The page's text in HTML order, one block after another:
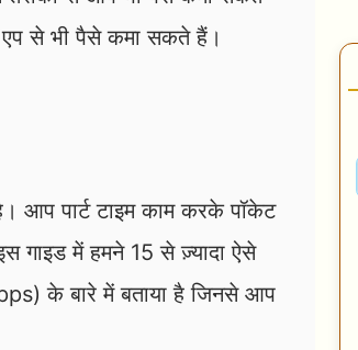
से भी पैसे कमा सकते हैं।
आप पार्ट टाइम काम करके पॉकेट
गाइड में हमने 15 से ज़्यादा ऐसे
के बारे में बताया है जिनसे आप